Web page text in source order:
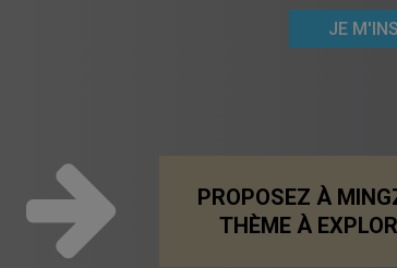
PROPOSEZ À
THÈME À